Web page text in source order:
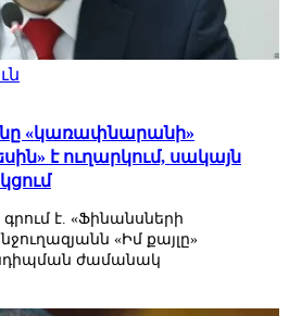
«կառափնարանի»
է ուղարկում, սակայն
է. «Ֆինանսների
«Իմ քայլը»
ժամանակ